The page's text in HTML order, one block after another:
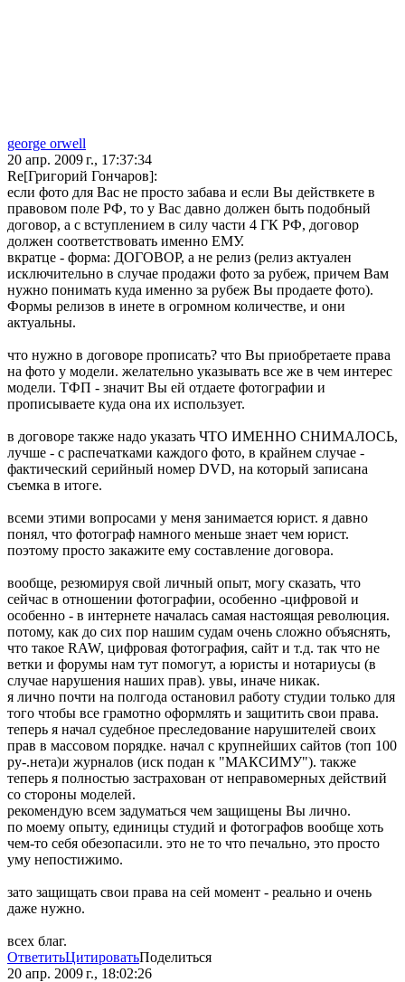
george orwell
20 апр. 2009 г., 17:37:34
Re[Григорий Гончаров]:
если фото для Вас не просто забава и если Вы действкете в
правовом поле РФ, то у Вас давно должен быть подобный
договор, а с вступлением в силу части 4 ГК РФ, договор
должен соответствовать именно ЕМУ.
вкратце - форма: ДОГОВОР, а не релиз (релиз актуален
исключительно в случае продажи фото за рубеж, причем Вам
нужно понимать куда именно за рубеж Вы продаете фото).
Формы релизов в инете в огромном количестве, и они
актуальны.
что нужно в договоре прописать? что Вы приобретаете права
на фото у модели. желательно указывать все же в чем интерес
модели. ТФП - значит Вы ей отдаете фотографии и
прописываете куда она их использует.
в договоре также надо указать ЧТО ИМЕННО СНИМАЛОСЬ,
лучше - с распечатками каждого фото, в крайнем случае -
фактический серийный номер DVD, на который записана
съемка в итоге.
всеми этими вопросами у меня занимается юрист. я давно
понял, что фотограф намного меньше знает чем юрист.
поэтому просто закажите ему составление договора.
вообще, резюмируя свой личный опыт, могу сказать, что
сейчас в отношении фотографии, особенно -цифровой и
особенно - в интернете началась самая настоящая революция.
потому, как до сих пор нашим судам очень сложно объяснять,
что такое RAW, цифровая фотография, сайт и т.д. так что не
ветки и форумы нам тут помогут, а юристы и нотариусы (в
случае нарушения наших прав). увы, иначе никак.
я лично почти на полгода остановил работу студии только для
того чтобы все грамотно оформлять и защитить свои права.
теперь я начал судебное преследование нарушителей своих
прав в массовом порядке. начал с крупнейших сайтов (топ 100
ру-.нета)и журналов (иск подан к "МАКСИМУ"). также
теперь я полностью застрахован от неправомерных действий
со стороны моделей.
рекомендую всем задуматься чем защищены Вы лично.
по моему опыту, единицы студий и фотографов вообще хоть
чем-то себя обезопасили. это не то что печально, это просто
уму непостижимо.
зато защищать свои права на сей момент - реально и очень
даже нужно.
всех благ.
ОтветитьЦитироватьПоделиться
20 апр. 2009 г., 18:02:26